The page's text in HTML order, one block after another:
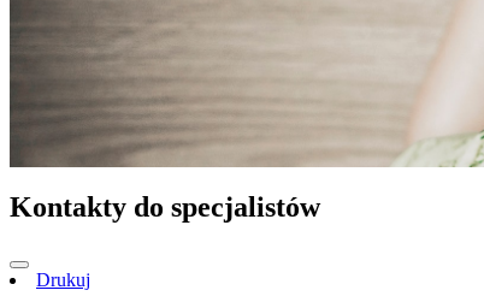
Kontakty do specjalistów
Drukuj